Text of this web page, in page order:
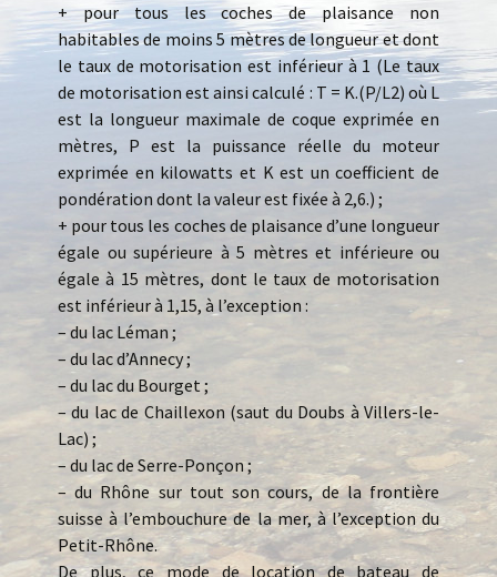
+ pour tous les coches de plaisance non
habitables de moins 5 mètres de longueur et dont
le taux de motorisation est inférieur à 1 (Le taux
de motorisation est ainsi calculé : T = K.(P/L2) où L
est la longueur maximale de coque exprimée en
mètres, P est la puissance réelle du moteur
exprimée en kilowatts et K est un coefficient de
pondération dont la valeur est fixée à 2,6.) ;
+ pour tous les coches de plaisance d’une longueur
égale ou supérieure à 5 mètres et inférieure ou
égale à 15 mètres, dont le taux de motorisation
est inférieur à 1,15, à l’exception :
– du lac Léman ;
– du lac d’Annecy ;
– du lac du Bourget ;
– du lac de Chaillexon (saut du Doubs à Villers-le-
Lac) ;
– du lac de Serre-Ponçon ;
– du Rhône sur tout son cours, de la frontière
suisse à l’embouchure de la mer, à l’exception du
Petit-Rhône.
De plus, ce mode de location de bateau de